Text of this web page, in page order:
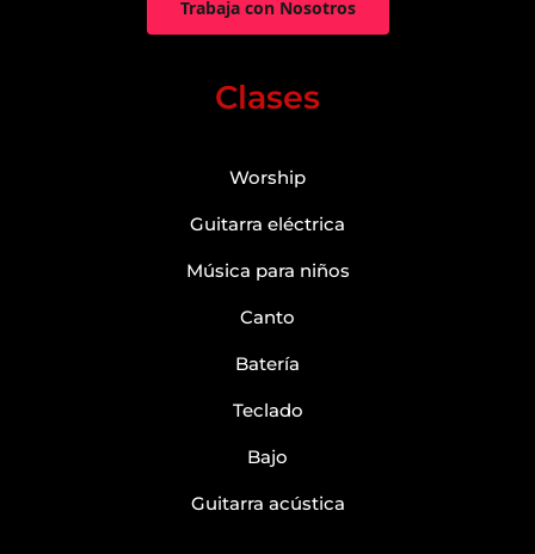
Trabaja con Nosotros
Clases
Worship
Guitarra eléctrica
Música para niños
Canto
Batería
Teclado
Bajo
Guitarra acústica